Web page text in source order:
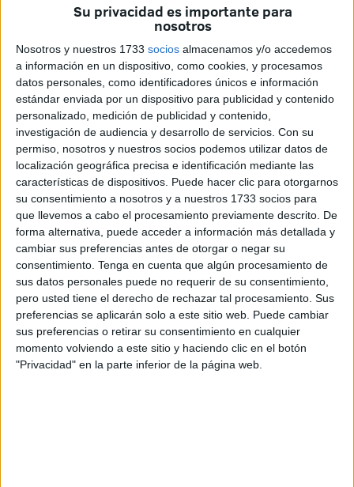
Su privacidad es importante para
nosotros
Nosotros y nuestros 1733 socios almacenamos y/o accedemos
a información en un dispositivo, como cookies, y procesamos
datos personales, como identificadores únicos e información
estándar enviada por un dispositivo para publicidad y contenido
personalizado, medición de publicidad y contenido,
investigación de audiencia y desarrollo de servicios. Con su
permiso, nosotros y nuestros socios podemos utilizar datos de
localización geográfica precisa e identificación mediante las
características de dispositivos. Puede hacer clic para otorgarnos
su consentimiento a nosotros y a nuestros 1733 socios para
que llevemos a cabo el procesamiento previamente descrito. De
forma alternativa, puede acceder a información más detallada y
cambiar sus preferencias antes de otorgar o negar su
consentimiento. Tenga en cuenta que algún procesamiento de
sus datos personales puede no requerir de su consentimiento,
pero usted tiene el derecho de rechazar tal procesamiento. Sus
preferencias se aplicarán solo a este sitio web. Puede cambiar
sus preferencias o retirar su consentimiento en cualquier
momento volviendo a este sitio y haciendo clic en el botón
"Privacidad" en la parte inferior de la página web.
mínimamente la normalidad. Y por si no bastase lo que
converge en torno a una espiral viciada, se trata de
entrever el futuro de la civilización que podría estar al
borde del colapso sistémico.
Luego, con estos mimbres, el escenario epidemiológico
nos ofrece lecciones dolorosas de asimilar y, a su vez, con
las que hilvanar algunas hipótesis acerca del entorno
presumible que se nos presenta con un horizonte
brumoso, más el añadido, de los escepticismos derivados
de la campaña de vacunación.
Ante esto, reformulando una perspectiva que dilucide la
balanza de los pros y contras que se anteponen, existe un
intento de regreso al Estado Social, porque las medidas
empleadas comportan una participación resuelta de los
Gobiernos, lo que acarrea tomando la colaboración de
actores dinámicos como Francia y Alemania, hasta
Administraciones con una contrastada vocación liberal